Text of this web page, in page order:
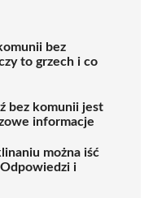
bez
to grzech i co
bez komunii jest
informacje
można iść
i